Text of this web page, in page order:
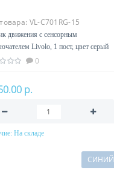
VL-C701RG-15
движения с сенсорным
Livolo, 1 пост, цвет серый
0
р.
На складе
СИНИЙ